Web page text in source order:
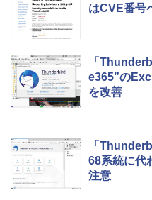
はCVE番号
「
e365”の
を改善
「
68系統に代
注意